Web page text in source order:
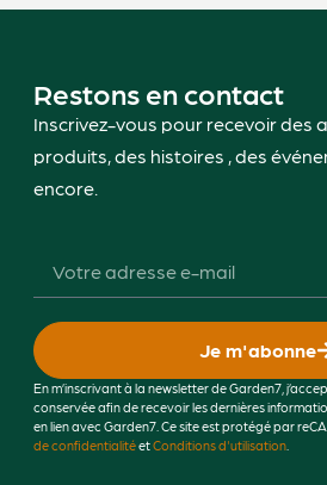
Restons en contact
Inscrivez-vous pour recevoir des
produits, des histoires , des
encore.
Je m'abonne
En m’inscrivant à la newsletter de Garden7,
conservée afin de recevoir les dernières
en lien avec Garden7. Ce site est protégé par
de confidentialitéetConditions d'utilisation.